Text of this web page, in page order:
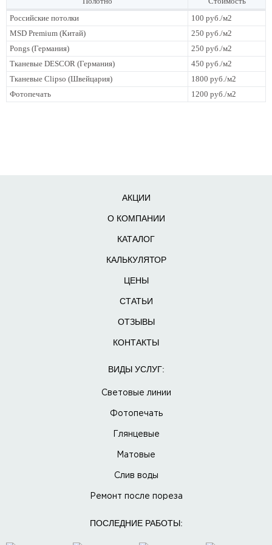
Российские потолки
100 руб./м2
MSD Premium (Китай)
250 руб./м2
Pongs (Германия)
250 руб./м2
Тканевые DESCOR (Германия)
450 руб./м2
Тканевые Clipso (Швейцария)
1800 руб./м2
Фотопечать
1200 руб./м2
АКЦИИ
О КОМПАНИИ
КАТАЛОГ
КАЛЬКУЛЯТОР
ЦЕНЫ
СТАТЬИ
ОТЗЫВЫ
КОНТАКТЫ
ВИДЫ УСЛУГ:
Световые линии
Фотопечать
Глянцевые
Матовые
Слив воды
Ремонт после пореза
ПОСЛЕДНИЕ РАБОТЫ: